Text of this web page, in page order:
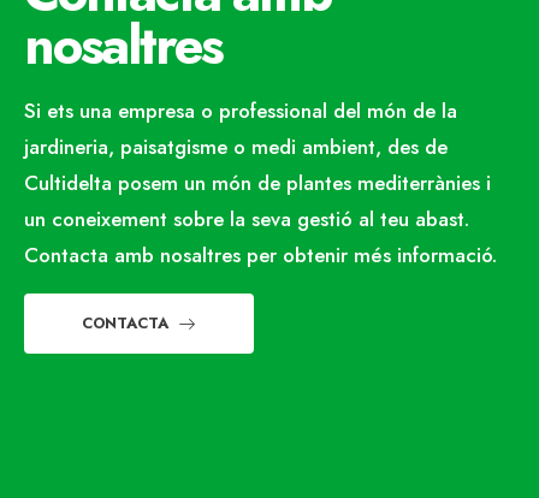
nosaltres
Si ets una empresa o professional del món de la
jardineria, paisatgisme o medi ambient, des de
Cultidelta posem un món de plantes mediterrànies i
un coneixement sobre la seva gestió al teu abast.
Contacta amb nosaltres per obtenir més informació.
CONTACTA